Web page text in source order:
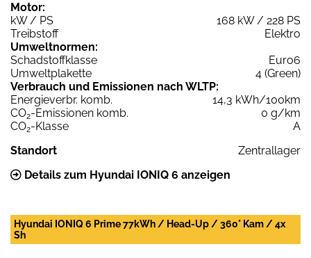
Motor:
kW / PS
168 kW / 228 PS
Treibstoff
Elektro
Umweltnormen:
Schadstoffklasse
Euro6
Umweltplakette
4 (Green)
Verbrauch und Emissionen nach WLTP:
Energieverbr. komb.
14,3 kWh/100km
CO2-Emissionen komb.
0 g/km
CO2-Klasse
A
Standort
Zentrallager
Details zum Hyundai IONIQ 6 anzeigen
Hyundai IONIQ 6 Prime 77kWh / Head-Up / 360° Kam / 4x
Sh